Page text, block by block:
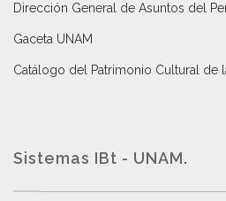
Dirección General de Asuntos del
Gaceta UNAM
Catálogo del Patrimonio Cultural de
Sistemas IBt - UNAM.